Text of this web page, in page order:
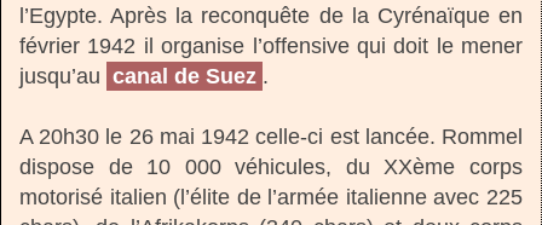
l’Egypte. Après la reconquête de la Cyrénaïque en
février 1942 il organise l’offensive qui doit le mener
jusqu’au canal de Suez .
A 20h30 le 26 mai 1942 celle-ci est lancée. Rommel
dispose de 10 000 véhicules, du XXème corps
motorisé italien (l’élite de l’armée italienne avec 225